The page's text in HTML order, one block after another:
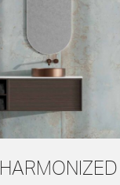
HARMONIZED